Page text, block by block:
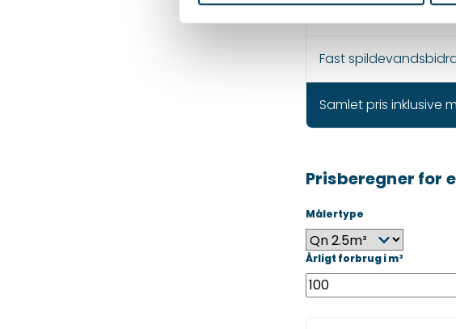
Spildevand pr. m³
Fast
Samlet pris inklusive
Prisberegner for
Målertype
Årligt forbrug i m³